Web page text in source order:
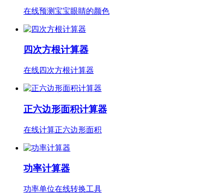
在线预测宝宝眼睛的颜色
四次方根计算器
在线四次方根计算器
正六边形面积计算器
在线计算正六边形面积
功率计算器
功率单位在线转换工具